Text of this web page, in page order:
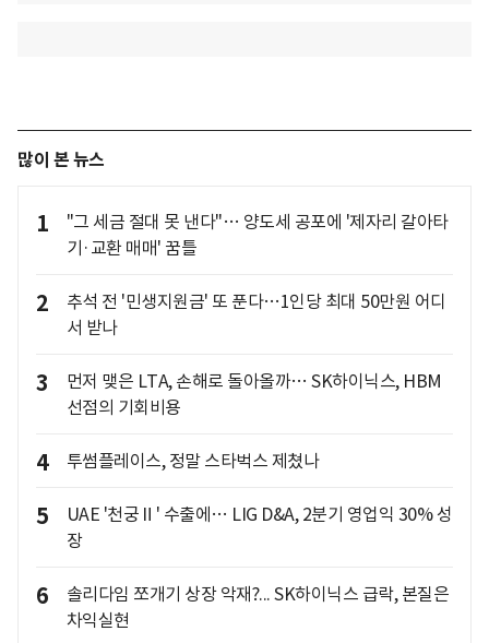
많이 본 뉴스
1
"그 세금 절대 못 낸다"… 양도세 공포에 '제자리 갈아타
기·교환 매매' 꿈틀
2
추석 전 '민생지원금' 또 푼다…1인당 최대 50만원 어디
서 받나
3
먼저 맺은 LTA, 손해로 돌아올까… SK하이닉스, HBM
선점의 기회비용
4 투썸플레이스, 정말 스타벅스 제쳤나
5
UAE '천궁Ⅱ' 수출에… LIG D&A, 2분기 영업익 30% 성
장
6
솔리다임 쪼개기 상장 악재?... SK하이닉스 급락, 본질은
차익실현